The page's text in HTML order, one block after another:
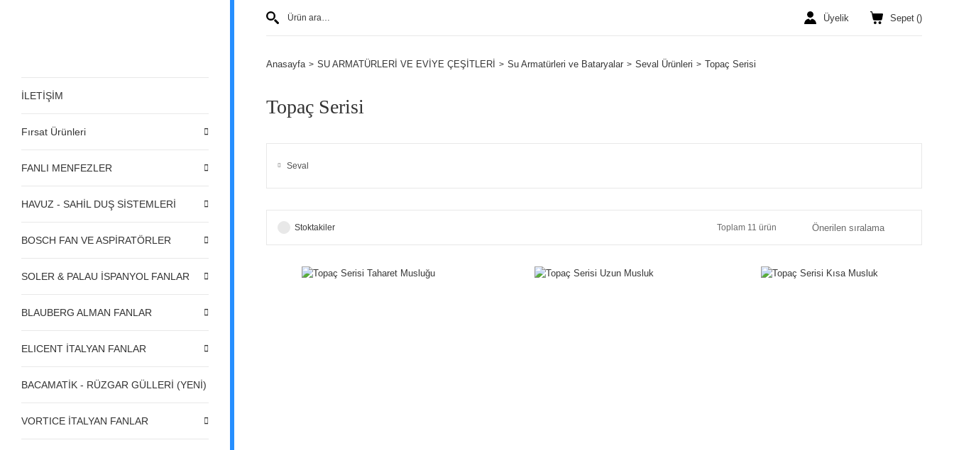
İLETİŞİM
Fırsat Ürünleri
FANLI MENFEZLER
HAVUZ - SAHİL DUŞ SİSTEMLERİ
BOSCH FAN VE ASPİRATÖRLER
SOLER & PALAU İSPANYOL FANLAR
BLAUBERG ALMAN FANLAR
ELICENT İTALYAN FANLAR
BACAMATİK - RÜZGAR GÜLLERİ (YENİ)
VORTICE İTALYAN FANLAR
Üyelik Sepet ()
Anasayfa SU ARMATÜRLERİ VE EVİYE ÇEŞİTLERİ Su Armatürleri ve Bataryalar Seval Ürünleri Topaç Serisi
Topaç Serisi
Seval
Stoktakiler Toplam 11 ürün